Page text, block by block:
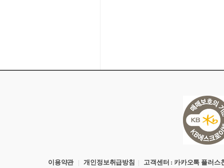
이용약관 |개인정보취급방침 | 고객센터 : 카카오톡 플러스